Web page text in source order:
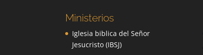
Ministerios
Iglesia biblica del Señor
Jesucristo (IBSJ)